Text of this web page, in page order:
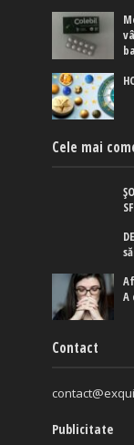
Cele mai
A
Contact
Publicitate